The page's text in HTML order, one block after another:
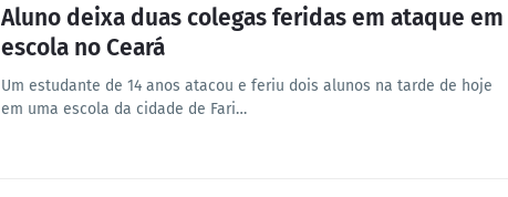
Aluno deixa duas colegas feridas em ataque em
escola no Ceará
Um estudante de 14 anos atacou e feriu dois alunos na tarde de hoje
em uma escola da cidade de Fari…